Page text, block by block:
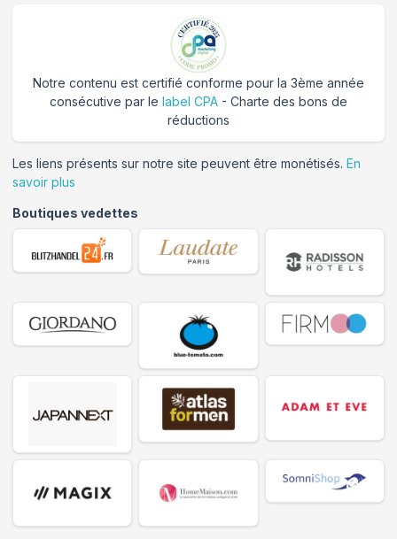
Notre contenu est certifié conforme pour la 3ème année
consécutive par le label CPA - Charte des bons de
réductions
Les liens présents sur notre site peuvent être monétisés. En
savoir plus
Boutiques vedettes